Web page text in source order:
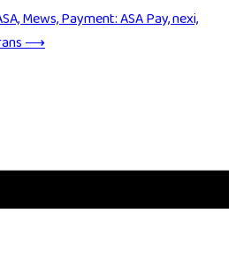
Mews, Payment: ASA Pay, nexi,
⟶